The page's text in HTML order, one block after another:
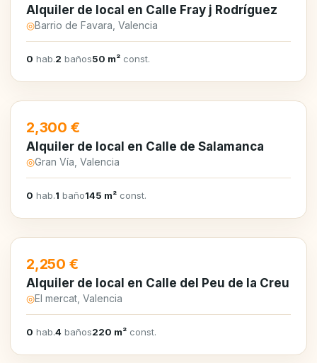
Alquiler de local en Calle Fray j Rodríguez
◎Barrio de Favara, Valencia
0 hab.2 baños50 m² const.
EN ALQUILER
2,300 €
Alquiler de local en Calle de Salamanca
◎Gran Vía, Valencia
0 hab.1 baño145 m² const.
EN ALQUILER
2,250 €
Alquiler de local en Calle del Peu de la Creu
◎El mercat, Valencia
0 hab.4 baños220 m² const.